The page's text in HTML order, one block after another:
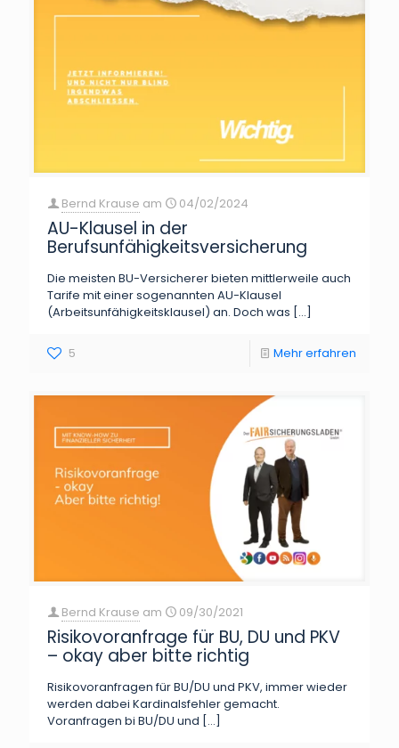
Bernd Krause am 04/02/2024
AU-Klausel in der
Berufsunfähigkeitsversicherung
Die meisten BU-Versicherer bieten mittlerweile auch
Tarife mit einer sogenannten AU-Klausel
(Arbeitsunfähigkeitsklausel) an. Doch was […]
5 Mehr erfahren
Bernd Krause am 09/30/2021
Risikovoranfrage für BU, DU und PKV
– okay aber bitte richtig
Risikovoranfragen für BU/DU und PKV, immer wieder
werden dabei Kardinalsfehler gemacht.
Voranfragen bi BU/DU und […]